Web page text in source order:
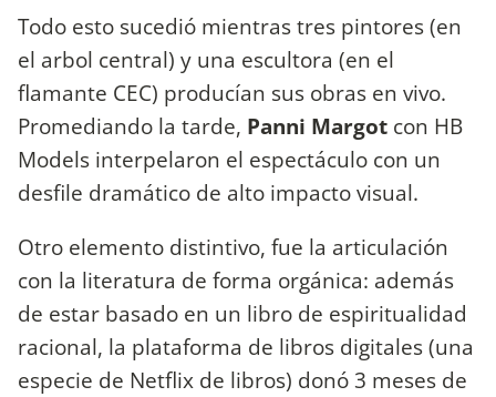
Todo esto sucedió mientras tres pintores (en
el arbol central) y una escultora (en el
flamante CEC) producían sus obras en vivo.
Promediando la tarde, Panni Margot con HB
Models interpelaron el espectáculo con un
desfile dramático de alto impacto visual.
Otro elemento distintivo, fue la articulación
con la literatura de forma orgánica: además
de estar basado en un libro de espiritualidad
racional, la plataforma de libros digitales (una
especie de Netflix de libros) donó 3 meses de